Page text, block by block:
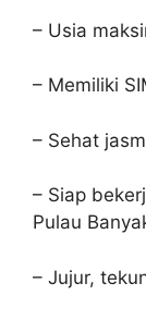
– Usia
– Memiliki
– Sehat
– Siap
Pulau
– Jujur,